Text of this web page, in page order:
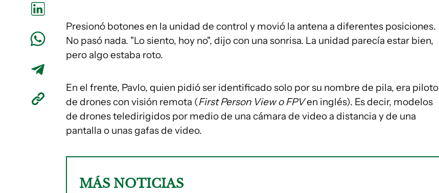
Presionó botones en la unidad de control y movió la antena a diferentes posiciones.
No pasó nada. "Lo siento, hoy no", dijo con una sonrisa. La unidad parecía estar bien,
pero algo estaba roto.
En el frente, Pavlo, quien pidió ser identificado solo por su nombre de pila, era piloto
de drones con visión remota (First Person View o FPVen inglés). Es decir, modelos
de drones teledirigidos por medio de una cámara de video a distancia y de una
pantalla o unas gafas de video.
MÁS NOTICIAS